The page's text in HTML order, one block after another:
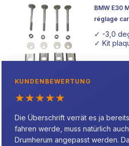
BMW E30
réglage
✓ -3,0
✓ Kit
KUNDENBEWERTUNG
★★★★★
Die Überschrift verrät es ja
fahren werde, muss natürlich
Drumherum angepasst werden.